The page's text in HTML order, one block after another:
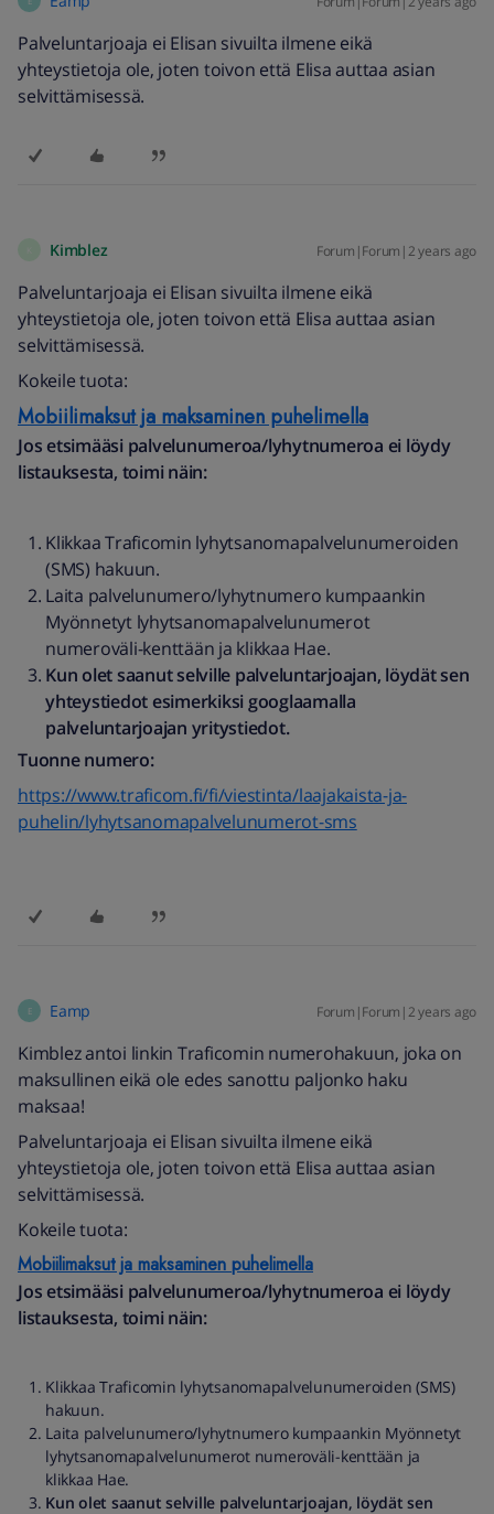
Palveluntarjoaja ei Elisan sivuilta ilmene eikä
yhteystietoja ole, joten toivon että Elisa auttaa asian
selvittämisessä.
Kimblez Forum|Forum|2 years ago
Palveluntarjoaja ei Elisan sivuilta ilmene eikä
yhteystietoja ole, joten toivon että Elisa auttaa asian
selvittämisessä.
Kokeile tuota:
Mobiilimaksut ja maksaminen puhelimella
Jos etsimääsi palvelunumeroa/lyhytnumeroa ei löydy
listauksesta, toimi näin:
Klikkaa Traficomin lyhytsanomapalvelunumeroiden
(SMS) hakuun.
Laita palvelunumero/lyhytnumero kumpaankin
Myönnetyt lyhytsanomapalvelunumerot
numeroväli-kenttään ja klikkaa Hae.
Kun olet saanut selville palveluntarjoajan, löydät sen
yhteystiedot esimerkiksi googlaamalla
palveluntarjoajan yritystiedot.
Tuonne numero:
https://www.traficom.fi/fi/viestinta/laajakaista-ja-
puhelin/lyhytsanomapalvelunumerot-sms
E Eamp Forum|Forum|2 years ago
Kimblez antoi linkin Traficomin numerohakuun, joka on
maksullinen eikä ole edes sanottu paljonko haku
maksaa!
Palveluntarjoaja ei Elisan sivuilta ilmene eikä
yhteystietoja ole, joten toivon että Elisa auttaa asian
selvittämisessä.
Kokeile tuota:
Mobiilimaksut ja maksaminen puhelimella
Jos etsimääsi palvelunumeroa/lyhytnumeroa ei löydy
listauksesta, toimi näin:
Klikkaa Traficomin lyhytsanomapalvelunumeroiden (SMS)
hakuun.
Laita palvelunumero/lyhytnumero kumpaankin Myönnetyt
lyhytsanomapalvelunumerot numeroväli-kenttään ja
klikkaa Hae.
Kun olet saanut selville palveluntarjoajan, löydät sen